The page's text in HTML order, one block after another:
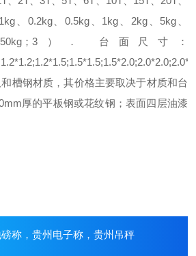
1kg、0.2kg、0.5kg、1kg、2kg、5kg、
；3）． 台面尺寸：
槽钢材质，其价格主要取决于材质和台
厚的平板钢或花纹钢；表面四层油漆
称，贵州电子称，贵州吊秤